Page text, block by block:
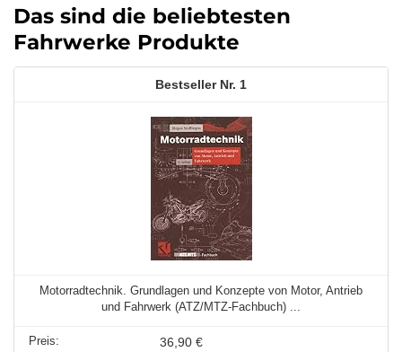
Das sind die beliebtesten
Fahrwerke Produkte
1
Motorradtechnik. Grundlagen und Konzepte von Motor, Antrieb
und Fahrwerk (ATZ/MTZ-Fachbuch) ...
36,90 €